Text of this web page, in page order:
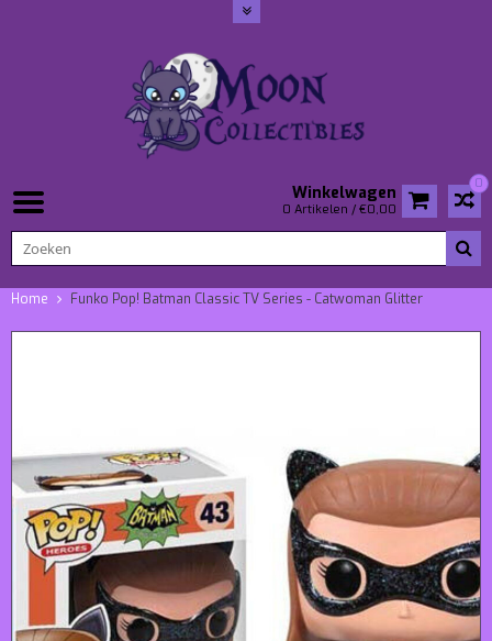
0
Winkelwagen
0 Artikelen / €0,00
Home Funko Pop! Batman Classic TV Series - Catwoman Glitter